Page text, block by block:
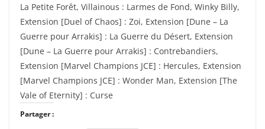
La Petite Forêt, Villainous : Larmes de Fond, Winky Billy,
Extension [Duel of Chaos] : Zoi, Extension [Dune – La
Guerre pour Arrakis] : La Guerre du Désert, Extension
[Dune – La Guerre pour Arrakis] : Contrebandiers,
Extension [Marvel Champions JCE] : Hercules, Extension
[Marvel Champions JCE] : Wonder Man, Extension [The
Vale of Eternity] : Curse
Partager :